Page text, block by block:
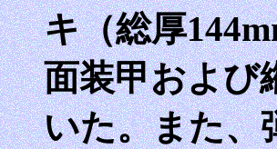
キ（総厚
面装甲および
いた。また、